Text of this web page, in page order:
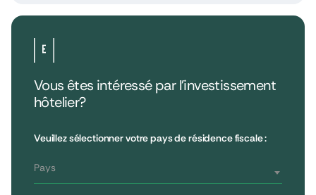
Vous êtes intéressé par l’investissement
hôtelier?
Veuillez sélectionner votre pays de résidence fiscale :
Pays
75008 Paris, France
T : 01 53 96 52 50
Reporting